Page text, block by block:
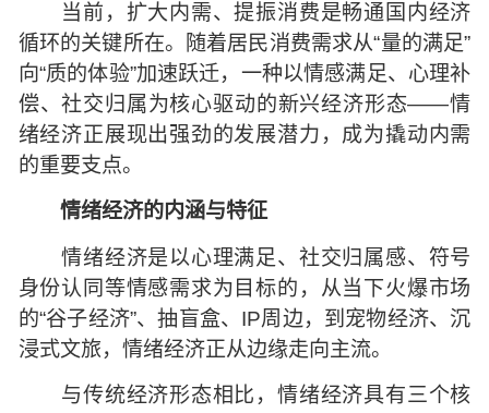
当前，扩大内需、提振消费是畅通国内经济
循环的关键所在。随着居民消费需求从“量的满足”
向“质的体验”加速跃迁，一种以情感满足、心理补
偿、社交归属为核心驱动的新兴经济形态——情
绪经济正展现出强劲的发展潜力，成为撬动内需
的重要支点。
情绪经济的内涵与特征
情绪经济是以心理满足、社交归属感、符号
身份认同等情感需求为目标的，从当下火爆市场
的“谷子经济”、抽盲盒、IP周边，到宠物经济、沉
浸式文旅，情绪经济正从边缘走向主流。
与传统经济形态相比，情绪经济具有三个核